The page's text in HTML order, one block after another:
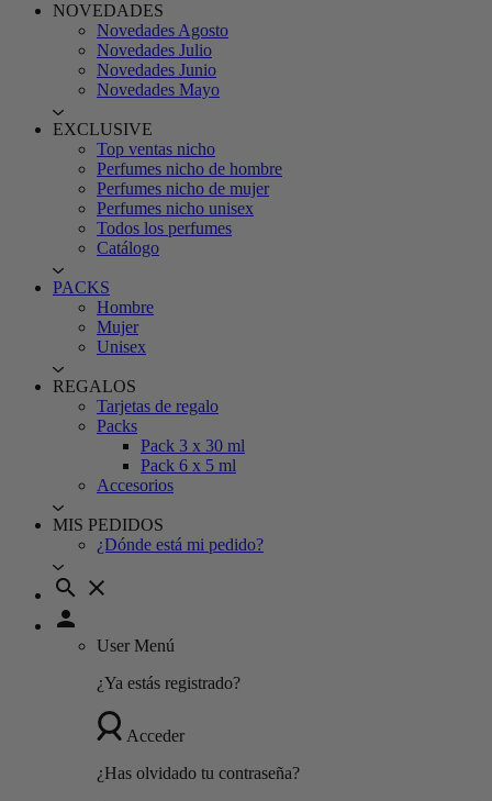
NOVEDADES
Novedades Agosto
Novedades Julio
Novedades Junio
Novedades Mayo
EXCLUSIVE
Top ventas nicho
Perfumes nicho de hombre
Perfumes nicho de mujer
Perfumes nicho unisex
Todos los perfumes
Catálogo
PACKS
Hombre
Mujer
Unisex
REGALOS
Tarjetas de regalo
Packs
Pack 3 x 30 ml
Pack 6 x 5 ml
Accesorios
MIS PEDIDOS
¿Dónde está mi pedido?
search close
person
User Menú
¿Ya estás registrado?
Acceder
¿Has olvidado tu contraseña?